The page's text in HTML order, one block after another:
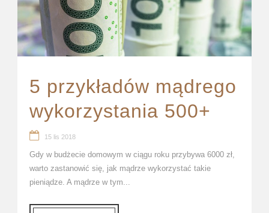
5 przykładów mądrego
wykorzystania 500+
15 lis 2018
Gdy w budżecie domowym w ciągu roku przybywa 6000 zł,
warto zastanowić się, jak mądrze wykorzystać takie
pieniądze. A mądrze w tym...